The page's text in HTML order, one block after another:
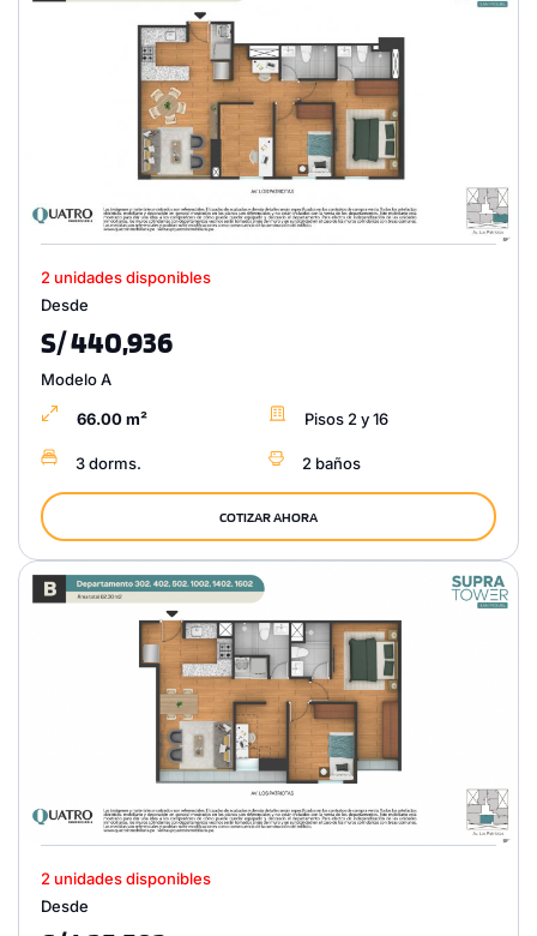
2 unidades disponibles
Desde
S/ 440,936
Modelo A
66.00 m² Pisos 2 y 16
3 dorms. 2 baños
COTIZAR AHORA
2 unidades disponibles
Desde